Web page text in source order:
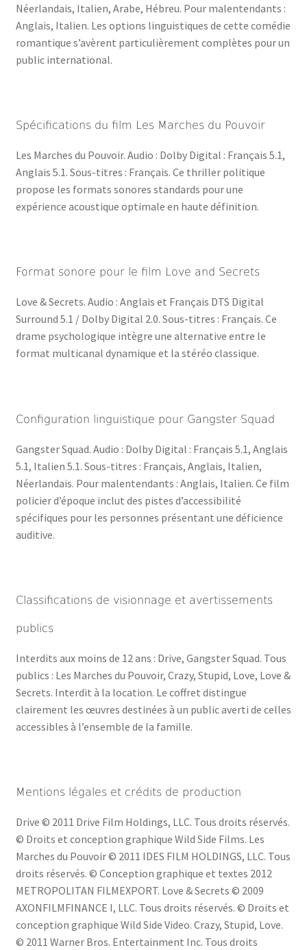
Néerlandais, Italien, Arabe, Hébreu. Pour malentendants :
Anglais, Italien. Les options linguistiques de cette comédie
romantique s’avèrent particulièrement complètes pour un
public international.
Spécifications du film Les Marches du Pouvoir
Les Marches du Pouvoir. Audio : Dolby Digital : Français 5.1,
Anglais 5.1. Sous-titres : Français. Ce thriller politique
propose les formats sonores standards pour une
expérience acoustique optimale en haute définition.
Format sonore pour le film Love and Secrets
Love & Secrets. Audio : Anglais et Français DTS Digital
Surround 5.1 / Dolby Digital 2.0. Sous-titres : Français. Ce
drame psychologique intègre une alternative entre le
format multicanal dynamique et la stéréo classique.
Configuration linguistique pour Gangster Squad
Gangster Squad. Audio : Dolby Digital : Français 5.1, Anglais
5.1, Italien 5.1. Sous-titres : Français, Anglais, Italien,
Néerlandais. Pour malentendants : Anglais, Italien. Ce film
policier d’époque inclut des pistes d’accessibilité
spécifiques pour les personnes présentant une déficience
auditive.
Classifications de visionnage et avertissements
publics
Interdits aux moins de 12 ans : Drive, Gangster Squad. Tous
publics : Les Marches du Pouvoir, Crazy, Stupid, Love, Love &
Secrets. Interdit à la location. Le coffret distingue
clairement les œuvres destinées à un public averti de celles
accessibles à l’ensemble de la famille.
Mentions légales et crédits de production
Drive © 2011 Drive Film Holdings, LLC. Tous droits réservés.
© Droits et conception graphique Wild Side Films. Les
Marches du Pouvoir © 2011 IDES FILM HOLDINGS, LLC. Tous
droits réservés. © Conception graphique et textes 2012
METROPOLITAN FILMEXPORT. Love & Secrets © 2009
AXONFILMFINANCE I, LLC. Tous droits réservés. © Droits et
conception graphique Wild Side Video. Crazy, Stupid, Love.
© 2011 Warner Bros. Entertainment Inc. Tous droits